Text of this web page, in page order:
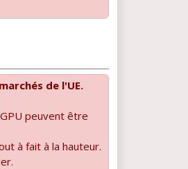
de l'UE.
peuvent être
à fait à la hauteur.